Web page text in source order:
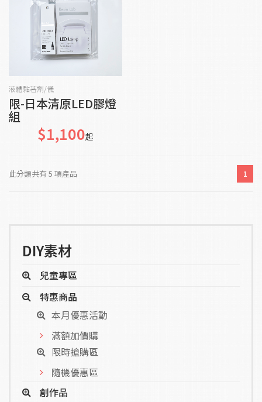
貨到通知我
液體黏著劑/儀
限-日本清原LED膠燈
組
$1,100起
此分類共有 5 項產品 1
DIY素材
兒童專區
特惠商品
本月優惠活動
滿額加價購
限時搶購區
隨機優惠區
創作品